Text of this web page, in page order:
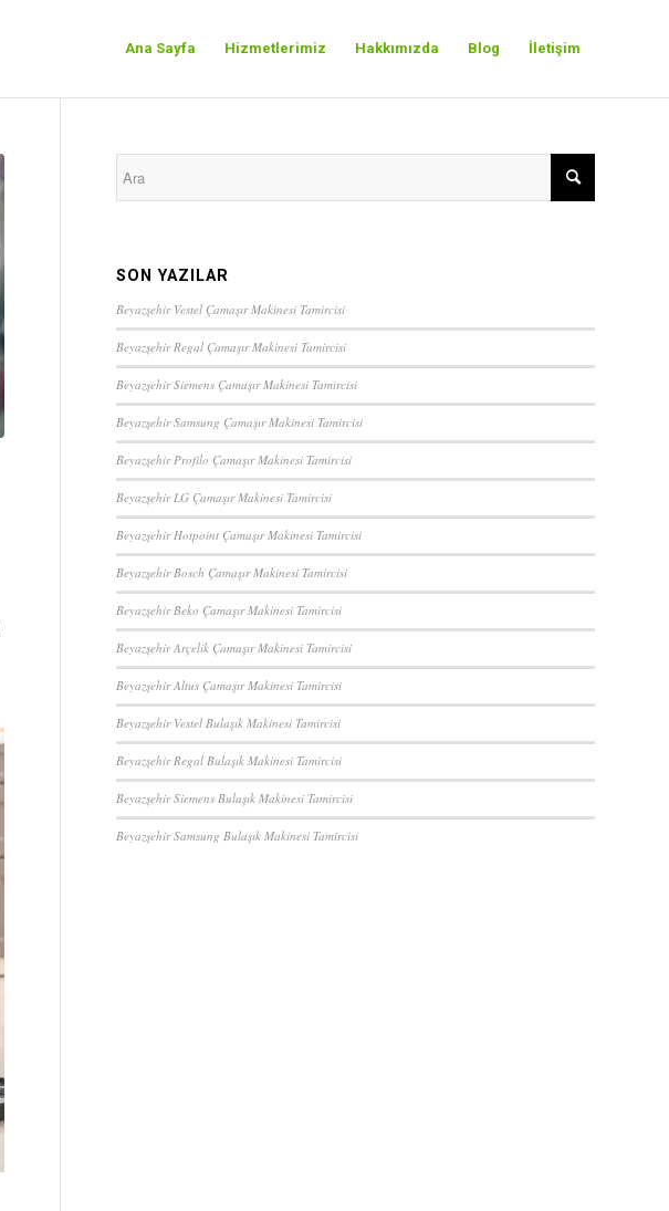
Ana Sayfa Hizmetlerimiz Hakkımızda Blog İletişim
SON YAZILAR
Beyazşehir Vestel Çamaşır Makinesi Tamircisi
Beyazşehir Regal Çamaşır Makinesi Tamircisi
Beyazşehir Siemens Çamaşır Makinesi Tamircisi
Beyazşehir Samsung Çamaşır Makinesi Tamircisi
Beyazşehir Profilo Çamaşır Makinesi Tamircisi
Beyazşehir LG Çamaşır Makinesi Tamircisi
Beyazşehir Hotpoint Çamaşır Makinesi Tamircisi
Beyazşehir Bosch Çamaşır Makinesi Tamircisi
Beyazşehir Beko Çamaşır Makinesi Tamircisi
Beyazşehir Arçelik Çamaşır Makinesi Tamircisi
Beyazşehir Altus Çamaşır Makinesi Tamircisi
Beyazşehir Vestel Bulaşık Makinesi Tamircisi
Beyazşehir Regal Bulaşık Makinesi Tamircisi
Beyazşehir Siemens Bulaşık Makinesi Tamircisi
Beyazşehir Samsung Bulaşık Makinesi Tamircisi